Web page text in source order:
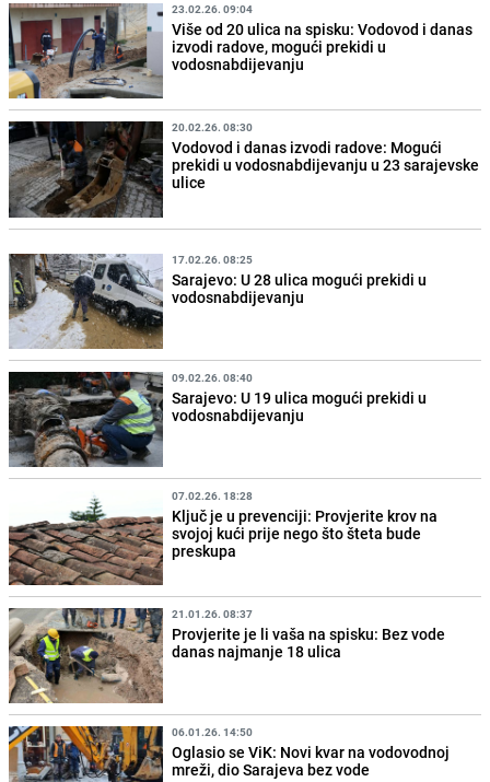
23.02.26. 09:04
Više od 20 ulica na spisku: Vodovod i danas
izvodi radove, mogući prekidi u
vodosnabdijevanju
20.02.26. 08:30
Vodovod i danas izvodi radove: Mogući
prekidi u vodosnabdijevanju u 23 sarajevske
ulice
17.02.26. 08:25
Sarajevo: U 28 ulica mogući prekidi u
vodosnabdijevanju
09.02.26. 08:40
Sarajevo: U 19 ulica mogući prekidi u
vodosnabdijevanju
07.02.26. 18:28
Ključ je u prevenciji: Provjerite krov na
svojoj kući prije nego što šteta bude
preskupa
21.01.26. 08:37
Provjerite je li vaša na spisku: Bez vode
danas najmanje 18 ulica
06.01.26. 14:50
Oglasio se ViK: Novi kvar na vodovodnoj
mreži, dio Sarajeva bez vode